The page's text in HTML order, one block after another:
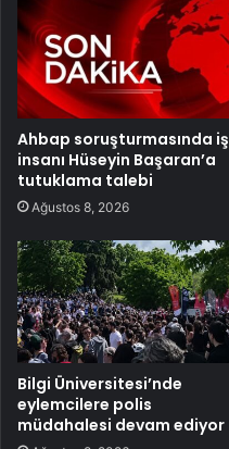
Ahbap soruşturmasında iş
insanı Hüseyin Başaran’a
tutuklama talebi
Ağustos 8, 2026
Bilgi Üniversitesi’nde
eylemcilere polis
müdahalesi devam ediyor